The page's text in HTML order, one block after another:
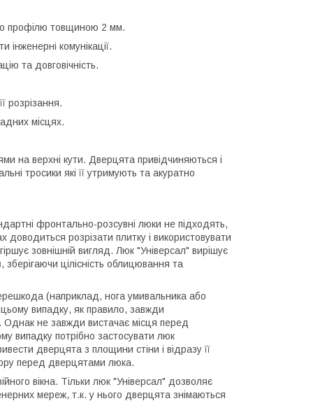
профілю товщиною 2 мм.
комунікації.
та довговічність.
розрізання.
місцях.
на верхні кути. Дверцята привідчиняються і
тросики які її утримують та акуратно
фронтально-розсувні люки не підходять,
розрізати плитку і використовувати
зовнішній вигляд. Люк "Універсал" вирішує
цілісність облицювання та
(наприклад, нога умивальника або
випадку, як правило, завжди
не завжди вистачає місця перед
випадку потрібно застосувати люк
дверцята з площини стіни і відразу її
перед дверцятами люка.
вікна. Тільки люк "Універсал" дозволяє
мереж, т.к. у нього дверцята знімаються